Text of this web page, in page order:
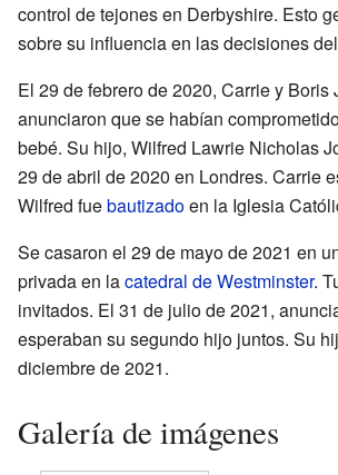
control de tejones en Derbyshire. Esto
sobre su influencia en las decisiones
El 29 de febrero de 2020, Carrie y Boris
anunciaron que se habían
bebé. Su hijo, Wilfred Lawrie Nicholas
29 de abril de 2020 en Londres. Carrie
Wilfred fuebautizadoen la Iglesia
Se casaron el 29 de mayo de 2021 en
privada en lacatedral de Westminster.
invitados. El 31 de julio de 2021,
esperaban su segundo hijo juntos. Su
diciembre de 2021.
Galería de imágenes